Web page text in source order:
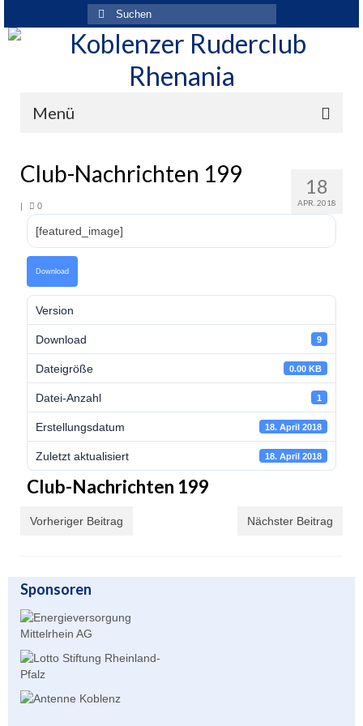
Suchen
nach:
Menü
Ansprechpartner
Rhenania News
Mitgliedschaft
Historie
Vereinskleidung
Leistungssport
Masters Rudern
Drachenboot
Jugendrudern
Fitness/Gymnastik/Seniorensport
Herzsport
Volleyball
18
APR. 2018
Club-Nachrichten 199
| 0
[featured_image]
Download
Version
Download 9
Dateigröße 0.00 KB
Datei-Anzahl 1
Erstellungsdatum 18. April 2018
Zuletzt aktualisiert 18. April 2018
Club-Nachrichten 199
Vorheriger Beitrag Nächster Beitrag
Sponsoren